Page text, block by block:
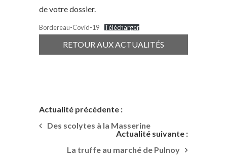
de votre dossier.
Bordereau-Covid-19 Télécharger
RETOUR AUX ACTUALITÉS
Actualité précédente :
Des scolytes à la Masserine
Actualité suivante :
La truffe au marché de Pulnoy